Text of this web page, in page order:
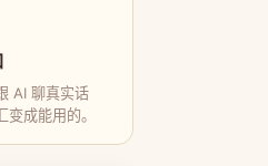
AI 聊真实话
成能用的。